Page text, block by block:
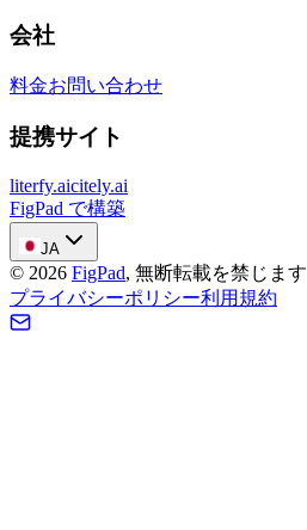
会社
料金お問い合わせ
提携サイト
literfy.aicitely.ai
FigPad で構築
JA
© 2026 FigPad, 無断転載を禁じます
プライバシーポリシー利用規約